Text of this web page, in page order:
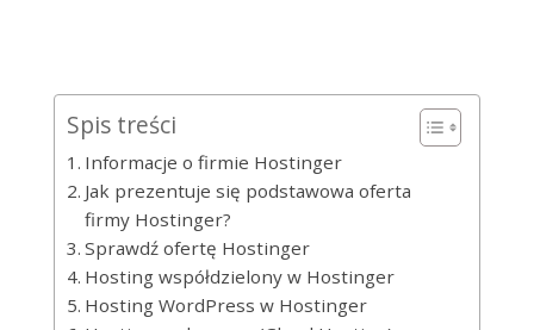
Spis treści
Informacje o firmie Hostinger
Jak prezentuje się podstawowa oferta
firmy Hostinger?
Sprawdź ofertę Hostinger
Hosting współdzielony w Hostinger
Hosting WordPress w Hostinger